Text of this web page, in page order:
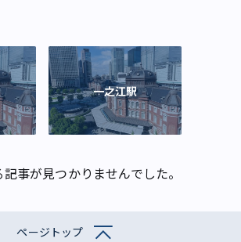
一之江駅
事が見つかりませんでした。
ページトップ